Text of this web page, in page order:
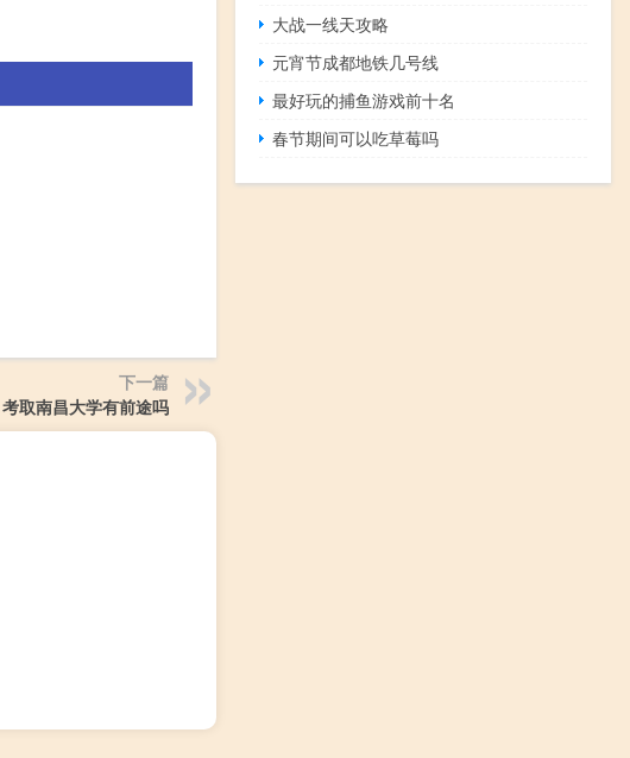
下一篇
考取南昌大学有前途吗
大战一线天攻略
元宵节成都地铁几号线
最好玩的捕鱼游戏前十名
春节期间可以吃草莓吗